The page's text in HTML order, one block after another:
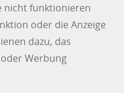
nicht funktionieren
oder die Anzeige
dazu, das
Werbung